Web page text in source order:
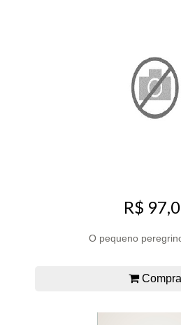
R$
O pequeno